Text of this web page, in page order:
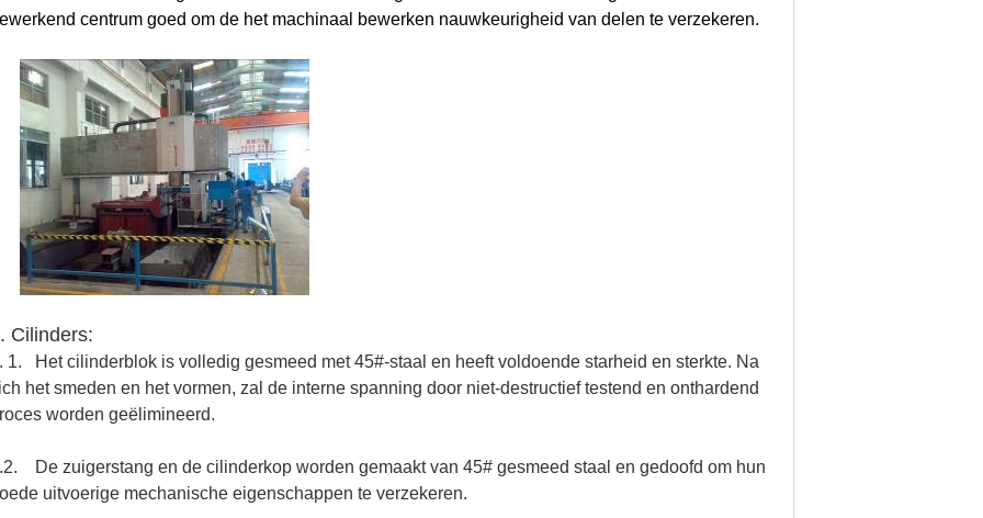
centrum goed om de het machinaal bewerken nauwkeurigheid van delen te verzekeren.
Cilinders:
1. Het cilinderblok is volledig gesmeed met 45#-staal en heeft voldoende starheid en sterkte. Na
het smeden en het vormen, zal de interne spanning door niet-destructief testend en onthardend
worden geëlimineerd.
De zuigerstang en de cilinderkop worden gemaakt van 45# gesmeed staal en gedoofd om hun
uitvoerige mechanische eigenschappen te verzekeren.